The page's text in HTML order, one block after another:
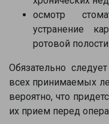
осмотр
устранение
ротовой полости.
Обязательно
всех принимаемых
вероятно, что
их прием перед